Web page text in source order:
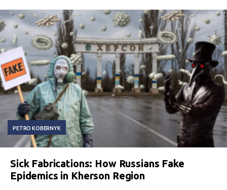
PETRO KOBERNYK
Sick Fabrications: How Russians Fake
Epidemics in Kherson Region